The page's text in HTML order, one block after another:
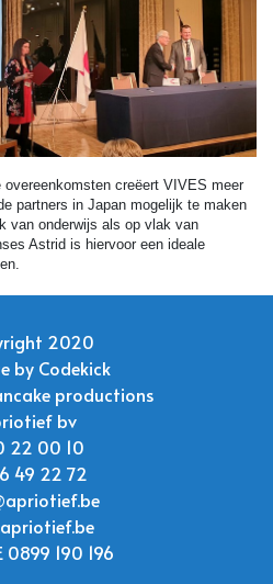
overeenkomsten creëert VIVES meer
partners in Japan mogelijk te maken
van onderwijs als op vlak van
Astrid is hiervoor een ideale
2020
by Codekick
productions
bv
22 00 10
49 22 72
0899 190 196